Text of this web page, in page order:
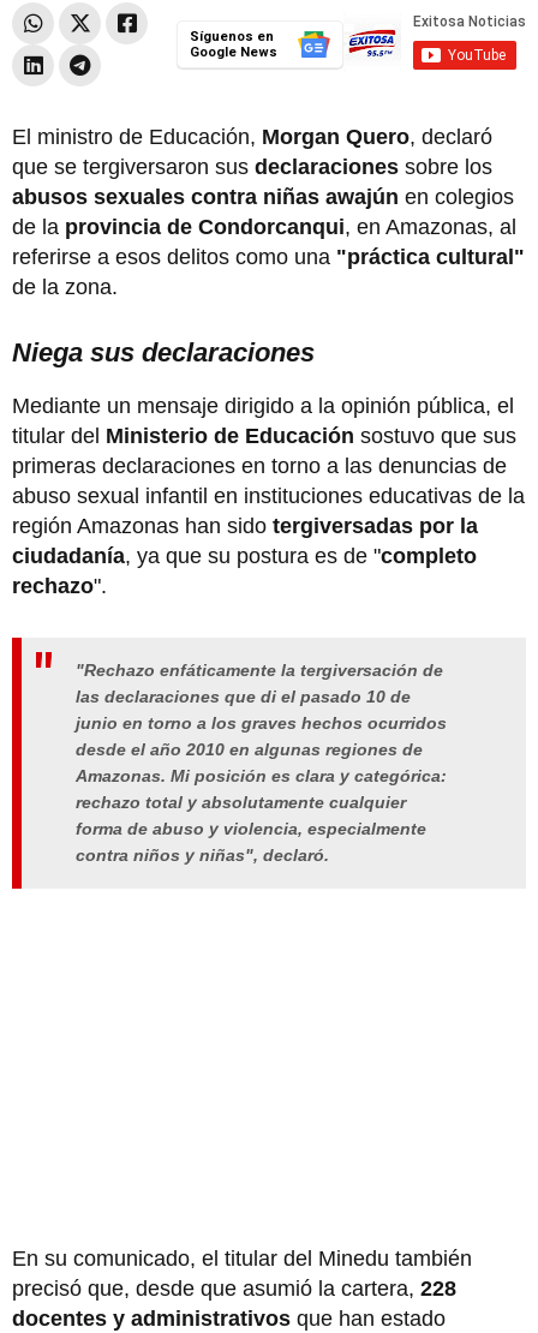
Síguenos en
Google News
El ministro de Educación, Morgan Quero, declaró
que se tergiversaron sus declaraciones sobre los
abusos sexuales contra niñas awajún en colegios
de la provincia de Condorcanqui, en Amazonas, al
referirse a esos delitos como una "práctica cultural"
de la zona.
Niega sus declaraciones
Mediante un mensaje dirigido a la opinión pública, el
titular del Ministerio de Educación sostuvo que sus
primeras declaraciones en torno a las denuncias de
abuso sexual infantil en instituciones educativas de la
región Amazonas han sido tergiversadas por la
ciudadanía, ya que su postura es de "completo
rechazo".
"Rechazo enfáticamente la tergiversación de
las declaraciones que di el pasado 10 de
junio en torno a los graves hechos ocurridos
desde el año 2010 en algunas regiones de
Amazonas. Mi posición es clara y categórica:
rechazo total y absolutamente cualquier
forma de abuso y violencia, especialmente
contra niños y niñas", declaró.
En su comunicado, el titular del Minedu también
precisó que, desde que asumió la cartera, 228
docentes y administrativos que han estado